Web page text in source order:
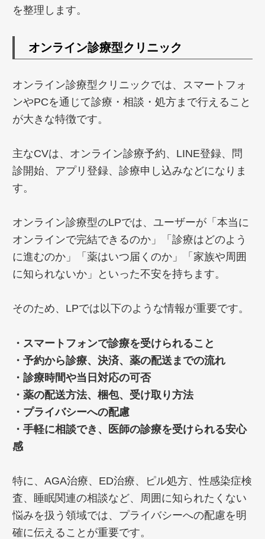
を整理します。
オンライン診療型クリニック
オンライン診療型クリニックでは、スマートフォ
ンやPCを通じて診療・相談・処方まで行えること
が大きな特徴です。
主なCVは、オンライン診療予約、LINE登録、問
診開始、アプリ登録、診療申し込みなどになりま
す。
オンライン診療型のLPでは、ユーザーが「本当に
オンラインで完結できるのか」「診療はどのよう
に進むのか」「薬はいつ届くのか」「家族や周囲
に知られないか」といった不安を持ちます。
そのため、LPでは以下のような情報が重要です。
・スマートフォンで診療を受けられること
・予約から診療、決済、薬の配送までの流れ
・診療時間や当日対応の可否
・薬の配送方法、梱包、受け取り方法
・プライバシーへの配慮
・手軽に相談でき、医師の診療を受けられる安心
感
特に、AGA治療、ED治療、ピル処方、性感染症検
査、睡眠関連の相談など、周囲に知られたくない
悩みを扱う領域では、プライバシーへの配慮を明
確に伝えることが重要です。